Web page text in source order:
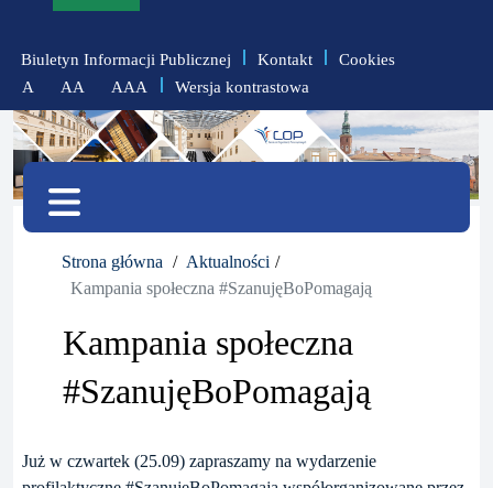
informację
polityce
prywatności
Biuletyn Informacji Publicznej Kontakt
Cookies
A
zmniejsz
czcionkę
AA
zresetuj
AAA
zwiększ
czcionkę
Wersja kontrastowa
Menu
Strona główna
Aktualności
Kampania społeczna #SzanujęBoPomagają
Kampania społeczna
#SzanujęBoPomagają
Już w czwartek (25.09) zapraszamy na wydarzenie